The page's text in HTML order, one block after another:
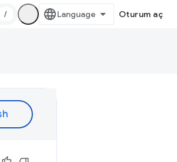
/ Oturum aç